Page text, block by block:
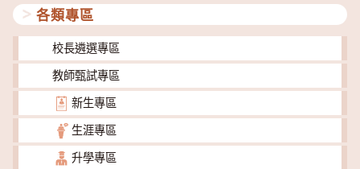
各類專區
校長遴選專區
教師甄試專區
新生專區
生涯專區
升學專區